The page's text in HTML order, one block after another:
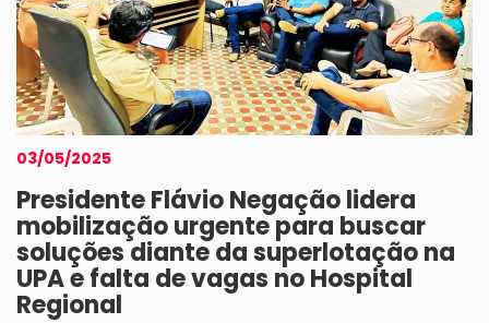
03/05/2025
Presidente Flávio Negação lidera
mobilização urgente para buscar
soluções diante da superlotação na
UPA e falta de vagas no Hospital
Regional